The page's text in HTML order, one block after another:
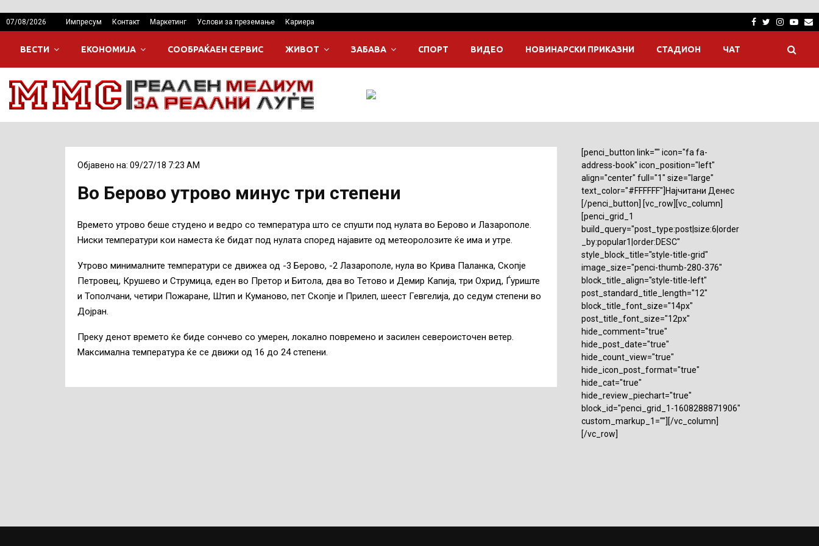
07/08/2026 Импресум Контакт Маркетинг Услови за преземање Кариера Facebook
Twitter
ВЕСТИ ЕКОНОМИЈА СООБРАЌАЕН СЕРВИС ЖИВОТ ЗАБАВА СПОРТ ВИДЕО НОВИНАРСКИ ПРИКАЗНИ СТАДИОН ЧАТ
Објавено на: 09/27/18 7:23 AM
Во Берово утрово минус три степени
Времето утрово беше студено и ведро со температура што се спушти под нулата во Берово и Лазарополе.
Ниски температури кои наместа ќе бидат под нулата според најавите од метеоролозите ќе има и утре.
Утрово минималните температури се движеа од -3 Берово, -2 Лазарополе, нула во Крива Паланка, Скопје
Петровец, Крушево и Струмица, еден во Претор и Битола, два во Тетово и Демир Капија, три Охрид, Ѓуриште
и Тополчани, четири Пожаране, Штип и Куманово, пет Скопје и Прилеп, шеест Гевгелија, до седум степени во
Дојран.
Преку денот времето ќе биде сончево со умерен, локално повремено и засилен североисточен ветер.
Максимална температура ќе се движи од 16 до 24 степени.
[penci_button link="" icon="fa fa-
address-book" icon_position="left"
align="center" full="1" size="large"
text_color="#FFFFFF"]Најчитани Денес
[/penci_button] [vc_row][vc_column]
[penci_grid_1
build_query="post_type:post|size:6|order
_by:popular1|order:DESC"
style_block_title="style-title-grid"
image_size="penci-thumb-280-376"
block_title_align="style-title-left"
post_standard_title_length="12"
block_title_font_size="14px"
post_title_font_size="12px"
hide_comment="true"
hide_post_date="true"
hide_count_view="true"
hide_icon_post_format="true"
hide_cat="true"
hide_review_piechart="true"
block_id="penci_grid_1-1608288871906"
custom_markup_1=""][/vc_column]
[/vc_row]